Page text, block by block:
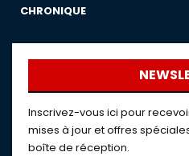
CHRONIQUE
Inscrivez-vous ici pour
mises à jour et offres
boîte de réception.